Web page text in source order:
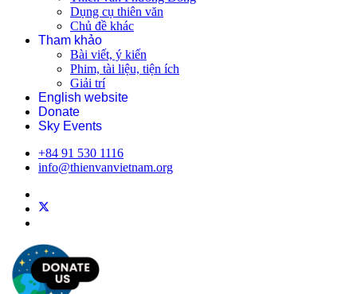
Thiên văn Phương Đông
Dụng cụ thiên văn
Chủ đề khác
Tham khảo
Bài viết, ý kiến
Phim, tài liệu, tiện ích
Giải trí
English website
Donate
Sky Events
+84 91 530 1116
info@thienvanvietnam.org